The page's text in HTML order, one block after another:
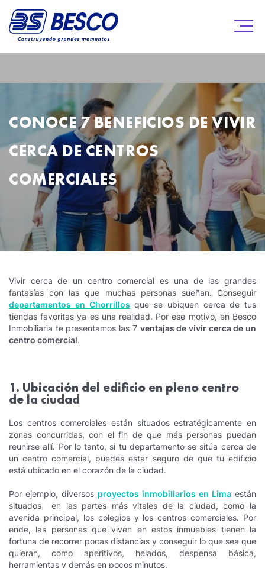
CONOCE 7 BENEFICIOS DE VIVIR
CERCA DE CENTROS
COMERCIALES
Vivir cerca de un centro comercial es una de las grandes
fantasías con las que muchas personas sueñan. Conseguir
departamentos en Chorrillos que se ubiquen cerca de tus
tiendas favoritas ya es una realidad. Por ese motivo, en Besco
Inmobiliaria te presentamos las 7 ventajas de vivir cerca de un
centro comercial.
1. Ubicación del edificio en pleno centro
de la ciudad
Los centros comerciales están situados estratégicamente en
zonas concurridas, con el fin de que más personas puedan
reunirse allí. Por lo tanto, si tu departamento se sitúa cerca de
un centro comercial, puedes estar seguro de que tu edificio
está ubicado en el corazón de la ciudad.
Por ejemplo, diversos proyectos inmobiliarios en Lima están
situados en las partes más vitales de la ciudad, como la
avenida principal, los colegios y los centros comerciales. Por
ende, las personas que viven en estos inmuebles tienen la
fortuna de recorrer pocas distancias y conseguir lo que sea que
quieran, como aperitivos, helados, despensa básica,
herramientas y demás en pocos minutos.